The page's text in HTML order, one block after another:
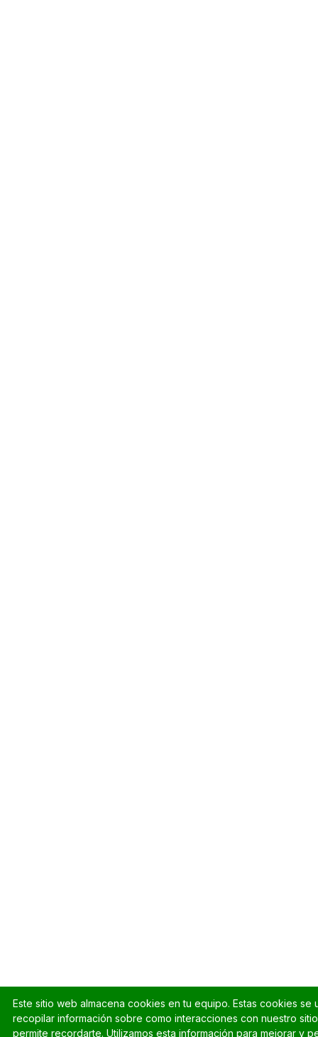
Este sitio web almacena cookies en tu equipo. Estas cookies se
recopilar información sobre como interacciones con nuestro
permite recordarte. Utilizamos esta información para mejorar y